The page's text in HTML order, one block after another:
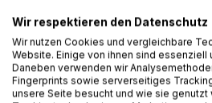
nach Keksen aus aller Welt,
ich reise so gern in die Ferne
und bleibe dort, wo's mir gefällt.
Mein Koffer riecht nach Keksen,
Wir respektieren den Datenschutz
Wir nutzen Cookies und vergleichbare
Website. Einige von ihnen sind essenziell
Daneben verwenden wir
Fingerprints sowie serverseitiges
unsere Seite besucht und wie sie genutzt